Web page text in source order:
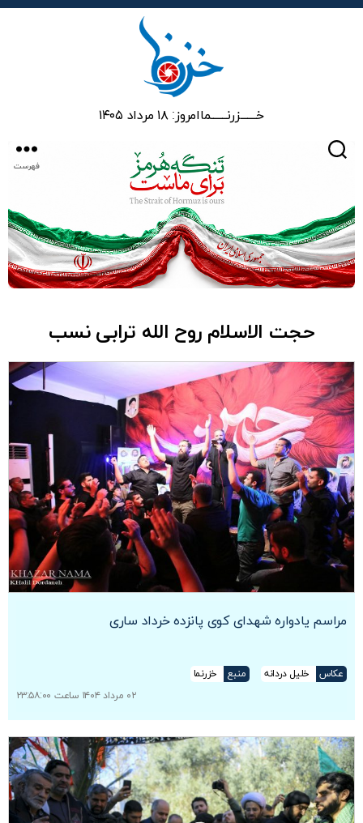
خـــــــزرنـــــــماامروز: ۱۸ مرداد ۱۴۰۵
فهرست
حجت الاسلام روح الله ترابی نسب
مراسم یادواره شهدای کوی پانزده خرداد ساری
عکاس خلیل دردانه منبع
خزرنما
۰۲ مرداد ۱۴۰۴ ساعت ۲۳:۵۸:۰۰